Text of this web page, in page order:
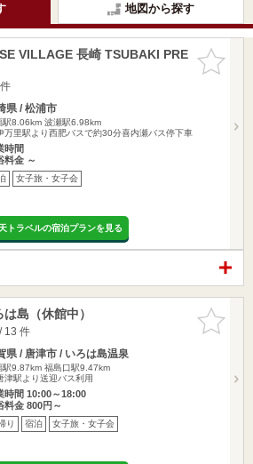
地図から探す
お気に入
りに追加
VILLAGE 長崎 TSUBAKI PRE
県 / 松浦市
駅8.06km 波瀬駅6.98km
万里駅より西肥バスで約30分喜内瀬バス停下車
時間
料金 ～
女子旅・女子会
トラベルの宿泊プランを見る
お気に入
りに追加
島（休館中）
13 件
県 / 唐津市 / いろは島温泉
駅9.87km 福島口駅9.47km
津駅より送迎バス利用
時間 10:00～18:00
料金 800円～
り 宿泊 女子旅・女子会